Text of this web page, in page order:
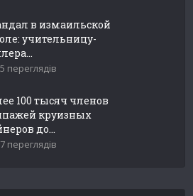
в измаильской
учительницу-
переглядів
100 тысяч членов
круизных
до...
переглядів